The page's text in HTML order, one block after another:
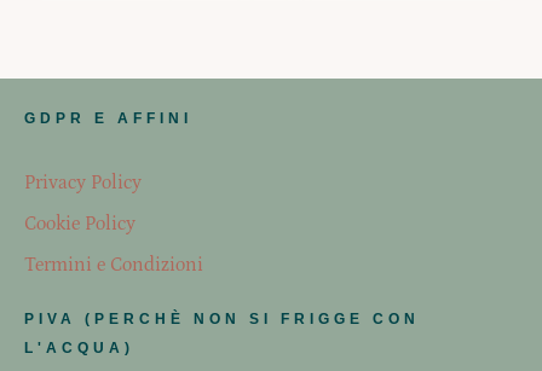
GDPR E AFFINI
Privacy Policy
Cookie Policy
Termini e Condizioni
PIVA (PERCHÈ NON SI FRIGGE CON
L'ACQUA)